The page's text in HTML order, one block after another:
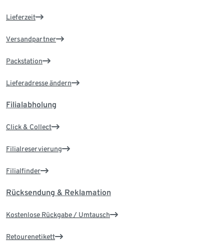
Lieferzeit
Versandpartner
Packstation
Lieferadresse ändern
Filialabholung
Click & Collect
Filialreservierung
Filialfinder
Rücksendung & Reklamation
Kostenlose Rückgabe / Umtausch
Retourenetikett